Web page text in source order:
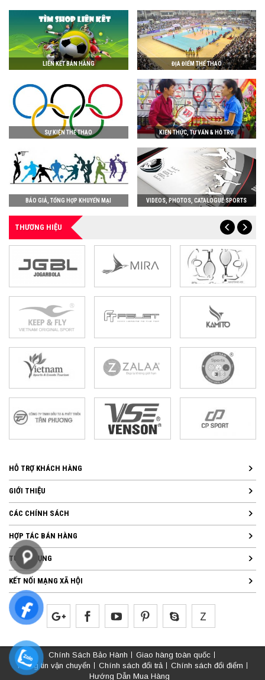
LIÊN KẾT BÁN HÀNG ĐỊA ĐIỂM THỂ THAO
SỰ KIỆN THỂ THAO KIẾN THỨC, TƯ VẤN & HỖ TRỢ
BÁO GIÁ, TỔNG HỢP KHUYẾN MẠI VIDEOS, PHOTOS, CATALOGUE SPORTS
THƯƠNG HIỆU
HỖ TRỢ KHÁCH HÀNG
GIỚI THIỆU
CÁC CHÍNH SÁCH
HỢP TÁC BÁN HÀNG
TUYỂN DỤNG
KẾT NỐI MẠNG XÃ HỘI
Chính Sách Bảo Hành
Giao hàng toàn quốc
Thông tin vận chuyển
Chính sách đổi trả
Chính sách đổi điểm
Hướng Dẫn Mua Hàng